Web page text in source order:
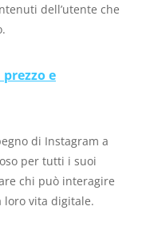
dell’utente che
e
di Instagram a
per tutti i suoi
chi può interagire
loro vita digitale.